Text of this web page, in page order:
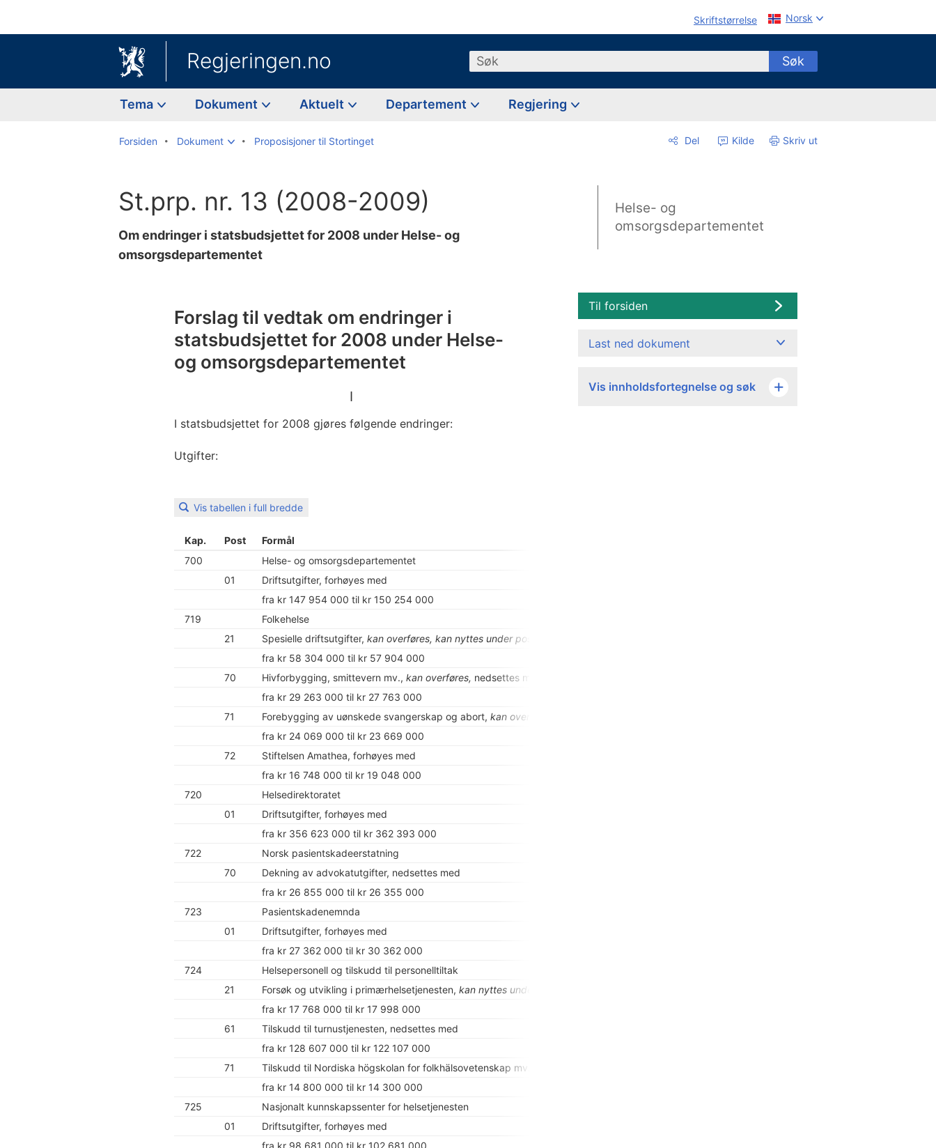
Skriftstørrelse Norsk
Regjeringen.no Søk Søk
Tema Dokument Aktuelt Departement Regjering
Forsiden Dokument Proposisjoner til Stortinget Del Kilde Skriv ut
St.prp. nr. 13 (2008-2009)
Om endringer i statsbudsjettet for 2008 under Helse- og
omsorgsdepartementet
Helse- og
omsorgsdepartementet
Forslag til vedtak om endringer i
statsbudsjettet for 2008 under Helse-
og omsorgsdepartementet
I
I statsbudsjettet for 2008 gjøres følgende endringer:
Utgifter:
Vis tabellen i full bredde
Kap. Post Formål
700
Helse- og omsorgsdepartementet
01
Driftsutgifter, forhøyes med
fra kr 147 954 000 til kr 150 254 000
719
Folkehelse
21
Spesielle driftsutgifter, kan overføres, kan nyttes under post 79,
fra kr 58 304 000 til kr 57 904 000
70
Hivforbygging, smittevern mv., kan overføres, nedsettes med
fra kr 29 263 000 til kr 27 763 000
71
Forebygging av uønskede svangerskap og abort, kan overføres,
fra kr 24 069 000 til kr 23 669 000
72
Stiftelsen Amathea, forhøyes med
fra kr 16 748 000 til kr 19 048 000
720
Helsedirektoratet
01
Driftsutgifter, forhøyes med
fra kr 356 623 000 til kr 362 393 000
722
Norsk pasientskadeerstatning
70
Dekning av advokatutgifter, nedsettes med
fra kr 26 855 000 til kr 26 355 000
723
Pasientskadenemnda
01
Driftsutgifter, forhøyes med
fra kr 27 362 000 til kr 30 362 000
724
Helsepersonell og tilskudd til personelltiltak
21
Forsøk og utvikling i primærhelsetjenesten, kan nyttes under post 70,
fra kr 17 768 000 til kr 17 998 000
61
Tilskudd til turnustjenesten, nedsettes med
fra kr 128 607 000 til kr 122 107 000
71
Tilskudd til Nordiska högskolan for folkhälsovetenskap mv., nedsettes med
fra kr 14 800 000 til kr 14 300 000
725
Nasjonalt kunnskapssenter for helsetjenesten
01
Driftsutgifter, forhøyes med
fra kr 98 681 000 til kr 102 681 000
Til forsiden
Last ned dokument
Vis innholdsfortegnelse og søk